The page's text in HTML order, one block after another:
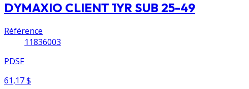
DYMAXIO CLIENT 1YR SUB 25-49
Référence
11836003
PDSF
61,17 $